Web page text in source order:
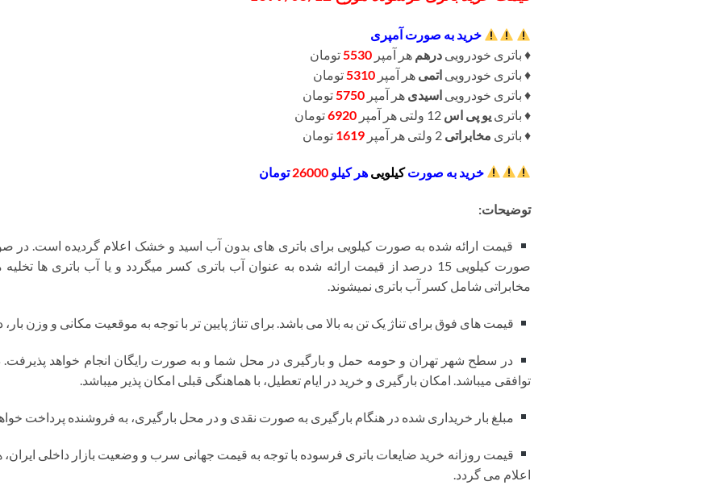
خرید به صورت آمپری
♦️ باتری خودرویی درهم هر آمپر 5530تومان
♦️ باتری خودرویی اتمی هر آمپر 5310تومان
♦️ باتری خودرویی اسیدی هر آمپر 5750تومان
♦️ باتری یو پی اس 6920تومان
♦️ باتری مخابراتی 1619 تومان
خرید به صورتکیلویی هر کیلو 26000تومان
توضیحات:
قیمت ارائه شده به صورت کیلویی برای باتری های بدون آب اسید و خشک اعلام گردیده است. در
صورت کیلویی 15 درصد از قیمت ارائه شده به عنوان آب باتری کسر میگردد و یا آب باتری ها
مخابراتی شامل کسر آب باتری نمیشوند.
قیمت های فوق برای تناژ یک تن به بالا می باشد. برای تناژ پایین تر با توجه به موقعیت مکانی و وزن
در سطح شهر تهران و حومه حمل و بارگیری در محل شما و به صورت رایگان انجام خواهد
توافقی میباشد. امکان بارگیری و خرید در ایام تعطیل، با هماهنگی قبلی امکان پذیر میباشد.
مبلغ بار خریداری شده در هنگام بارگیری به صورت نقدی و در محل بارگیری، به فروشنده پرداخت
اعلام می گردد.